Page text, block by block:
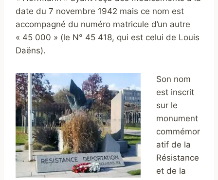
date du 7 novembre 1942 mais ce nom est
accompagné du numéro matricule d’un autre
« 45 000 » (le N° 45 418, qui est celui de Louis
Daëns).
Son nom
est inscrit
sur le
monument
commémor
atif de la
Résistance
et de la